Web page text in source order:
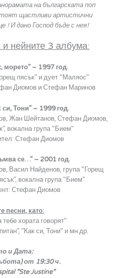
на българската поп
щастливи артистични
! И дано Господ бъде с нея!
нейните 3 албума:
морето” – 1997 год.
пясък” и дует “Маляос”
Диомов и Стефан Маринов
Тони” – 1999 год.
Жан Шейтанов, Стефан Диомов,
вокална група “Бием”
Стефан Диомов
се…” – 2001 год.
Васил Найденов, група “Горещ
вокална група “Бием”
Стефан Диомов
песни, като:
тебе хората говорят”
”Как си, Тони” и мн.др.
и Дата:
от 19:30 ч.
”Ste Justine”